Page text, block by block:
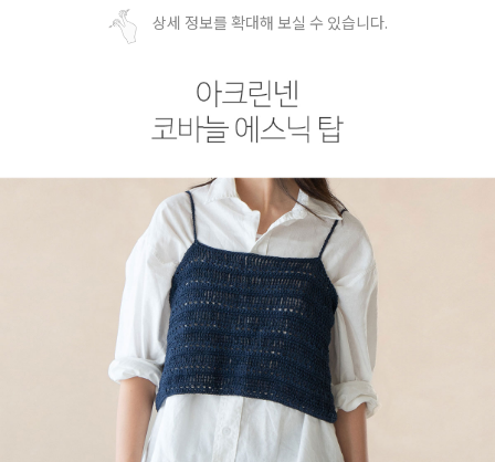
상세 정보를 확대해 보실 수 있습니다.